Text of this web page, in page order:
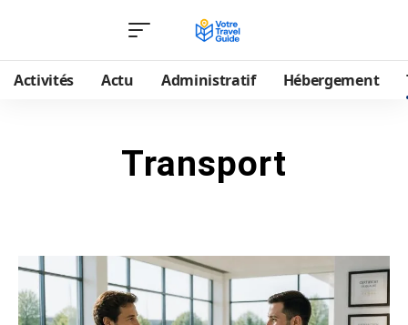
Activités Actu Administratif Hébergement
Transport